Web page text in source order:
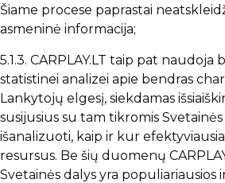
Šiame procese paprastai
asmeninė informacija;
5.1.3. CARPLAY.LT taip pat
statistinei analizei apie bendras
Lankytojų elgesį, siekdamas
susijusius su tam tikromis
išanalizuoti, kaip ir kur
resursus. Be šių duomenų
Svetainės dalys yra